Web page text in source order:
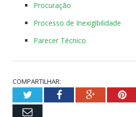
Procuração
Processo de Inexigibilidade
Parecer Técnico
COMPARTILHAR:
TwitterFacebookGoogle+
Email